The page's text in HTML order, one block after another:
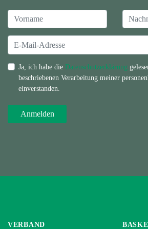
Ja, ich habe die Datenschutzerklärung
beschriebenen Verarbeitung meiner
einverstanden.
VERBAND